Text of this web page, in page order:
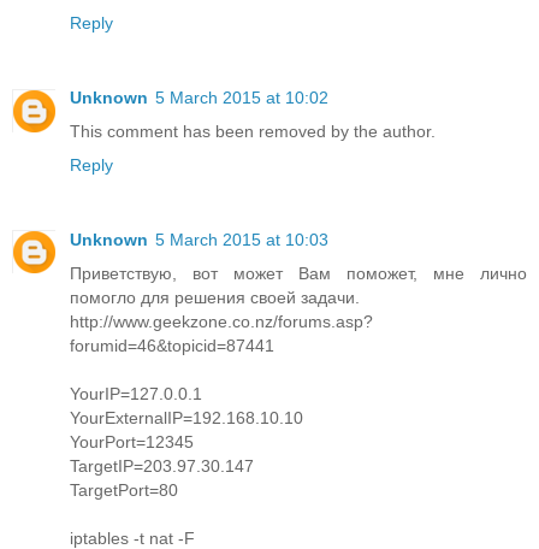
Reply
Unknown 5 March 2015 at 10:02
This comment has been removed by the author.
Reply
Unknown 5 March 2015 at 10:03
Приветствую, вот может Вам поможет, мне лично
помогло для решения своей задачи.
http://www.geekzone.co.nz/forums.asp?
forumid=46&topicid=87441
YourIP=127.0.0.1
YourExternalIP=192.168.10.10
YourPort=12345
TargetIP=203.97.30.147
TargetPort=80
iptables -t nat -F